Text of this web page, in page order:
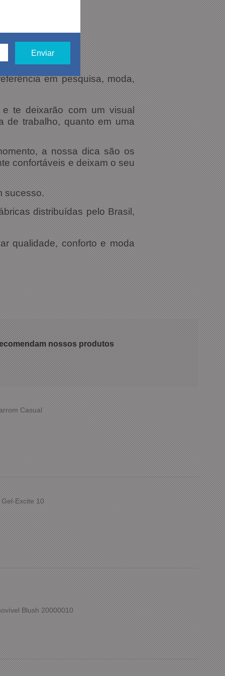
em pesquisa, moda,
te deixarão com um visual
de trabalho, quanto em uma
a nossa dica são os
confortáveis e deixam o seu
sucesso.
distribuídas pelo Brasil,
qualidade, conforto e moda
nossos produtos
Casual
Excite 10
Blush 20000010